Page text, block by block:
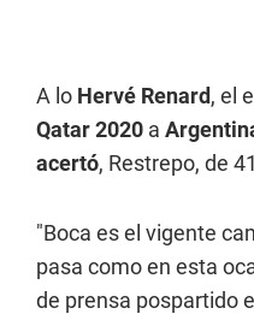
A lo Hervé Renard, el
Qatar 2020 a
acertó, Restrepo, de
"Boca es el vigente
pasa como en esta
de prensa pospartido